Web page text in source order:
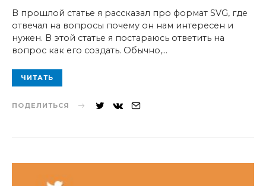
В прошлой статье я рассказал про формат SVG, где
отвечал на вопросы почему он нам интересен и
нужен. В этой статье я постараюсь ответить на
вопрос как его создать. Обычно,…
ЧИТАТЬ
ПОДЕЛИТЬСЯ